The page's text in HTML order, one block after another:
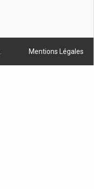
Mentions Légales